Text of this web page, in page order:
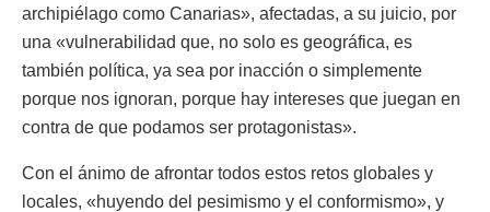
archipiélago como Canarias», afectadas, a su juicio, por
una «vulnerabilidad que, no solo es geográfica, es
también política, ya sea por inacción o simplemente
porque nos ignoran, porque hay intereses que juegan en
contra de que podamos ser protagonistas».
Con el ánimo de afrontar todos estos retos globales y
locales, «huyendo del pesimismo y el conformismo», y